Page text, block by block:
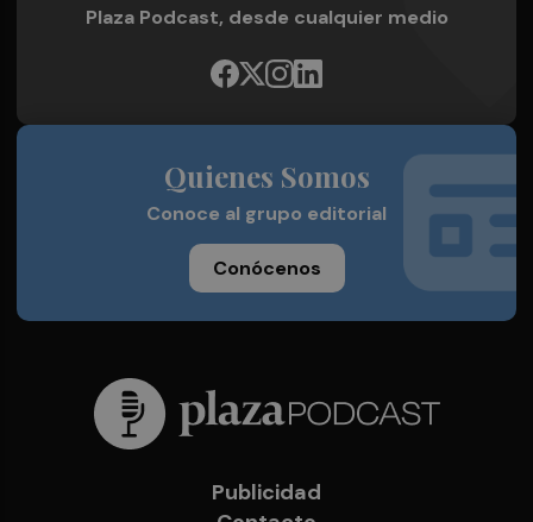
Plaza Podcast, desde cualquier medio
Quienes Somos
Conoce al grupo editorial
Conócenos
Publicidad